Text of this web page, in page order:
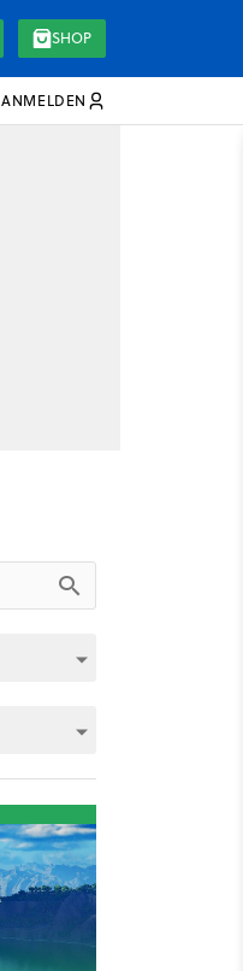
SHOP
ANMELDEN